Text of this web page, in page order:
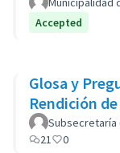
Accepted
Glosa y
Rendición
Subsecretaría
21
0